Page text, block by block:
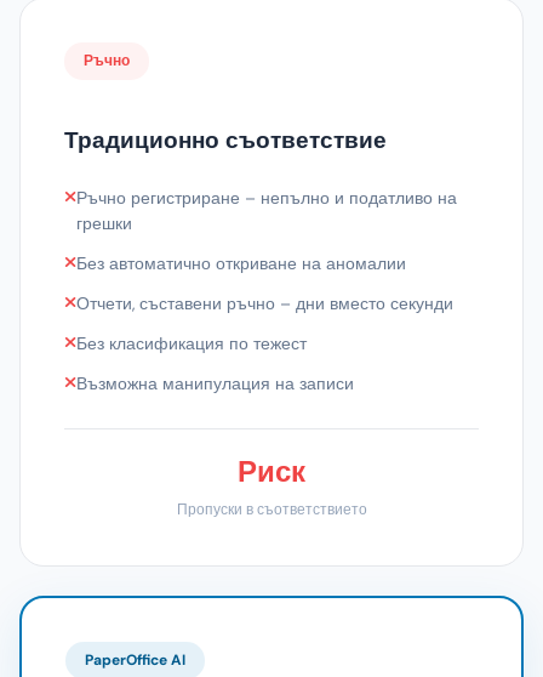
Ръчно
Традиционно съответствие
Ръчно регистриране – непълно и податливо на
грешки
Без автоматично откриване на аномалии
Отчети, съставени ръчно – дни вместо секунди
Без класификация по тежест
Възможна манипулация на записи
Риск
Пропуски в съответствието
PaperOffice AI